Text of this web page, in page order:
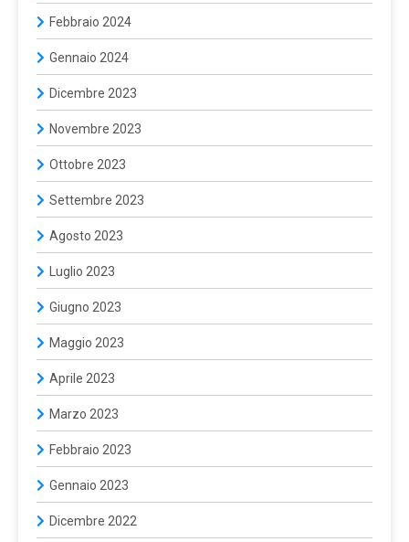
Febbraio 2024
Gennaio 2024
Dicembre 2023
Novembre 2023
Ottobre 2023
Settembre 2023
Agosto 2023
Luglio 2023
Giugno 2023
Maggio 2023
Aprile 2023
Marzo 2023
Febbraio 2023
Gennaio 2023
Dicembre 2022